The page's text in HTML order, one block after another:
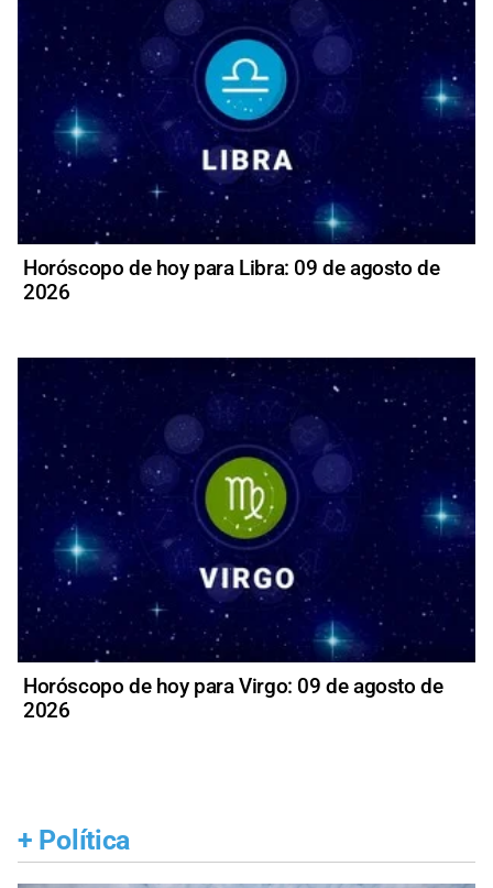
Horóscopo de hoy para Libra: 09 de agosto de
2026
Horóscopo de hoy para Virgo: 09 de agosto de
2026
+ Política